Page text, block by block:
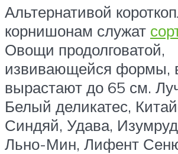
Альтернативой
корнишонам служат
Овощи продолговатой,
извивающейся формы,
вырастают до 65 см.
Белый деликатес,
Синдяй, Удава,
Льно-Мин, Лифент